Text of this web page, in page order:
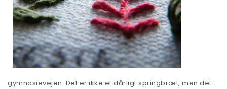
gymnasievejen. Det er ikke et dårligt springbræt, men det